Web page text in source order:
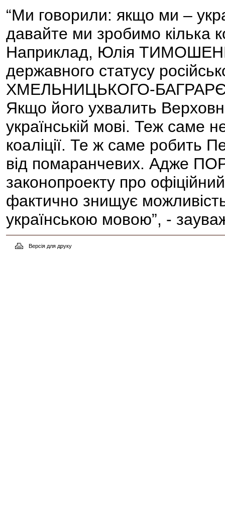
“Ми говорили: якщо ми –
давайте ми зробимо кілька
Наприклад, Юлія
державного статусу
ХМЕЛЬНИЦЬКОГО-
Якщо його ухвалить
українській мові. Теж саме
коаліції. Те ж саме робить
від помаранчевих. Адже
законопроекту про
фактично знищує
українською мовою”, -
Версія для друку